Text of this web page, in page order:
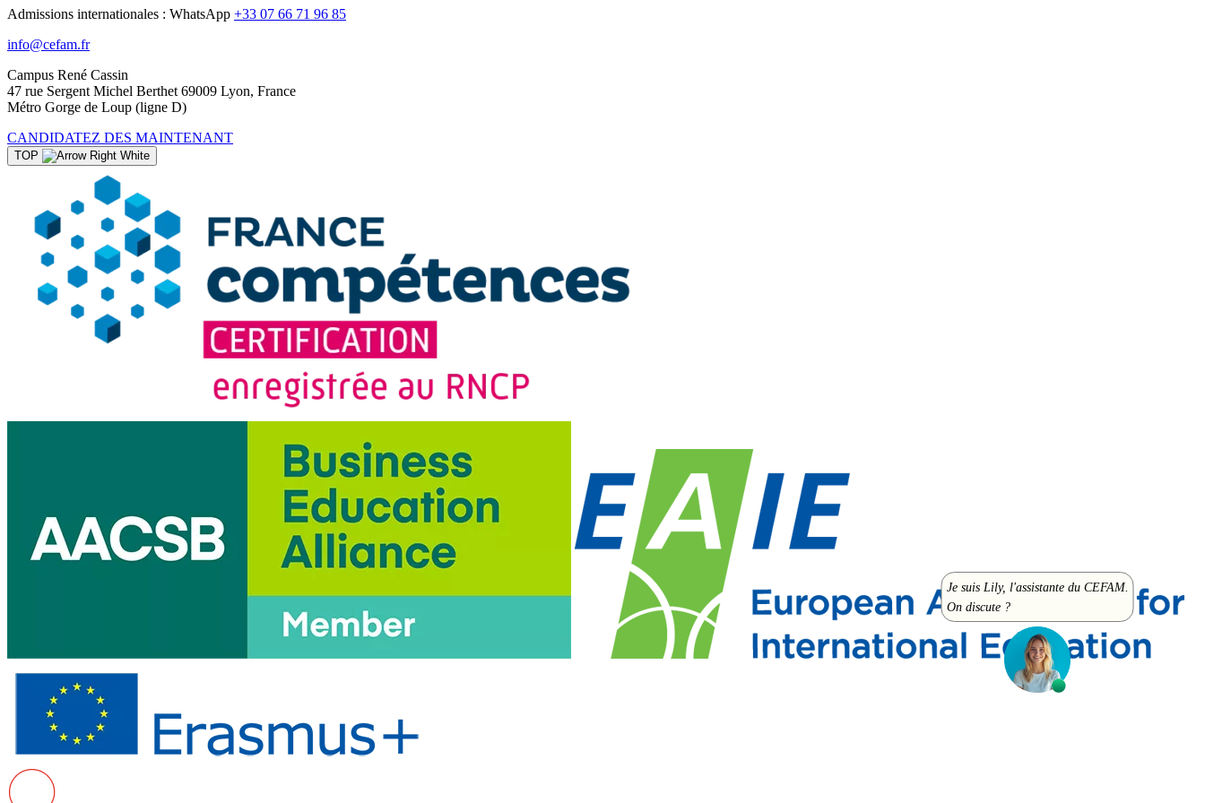
Admissions internationales : WhatsApp +33 07 66 71 96 85
info@cefam.fr
Campus René Cassin
47 rue Sergent Michel Berthet 69009 Lyon, France
Métro Gorge de Loup (ligne D)
CANDIDATEZ DES MAINTENANT
TOP